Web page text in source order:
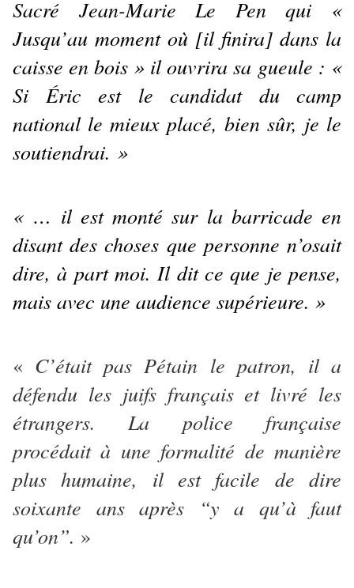
Sacré Jean-Marie Le Pen qui «
Jusqu’au moment où [il finira] dans la
caisse en bois » il ouvrira sa gueule : «
Si Éric est le candidat du camp
national le mieux placé, bien sûr, je le
soutiendrai. »
« … il est monté sur la barricade en
disant des choses que personne n’osait
dire, à part moi. Il dit ce que je pense,
mais avec une audience supérieure. »
« C’était pas Pétain le patron, il a
défendu les juifs français et livré les
étrangers. La police française
procédait à une formalité de manière
plus humaine, il est facile de dire
soixante ans après “y a qu’à faut
qu’on”. »